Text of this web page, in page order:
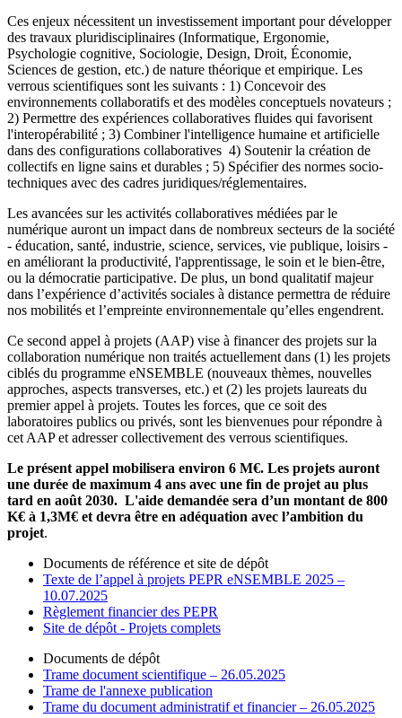
Ces enjeux nécessitent un investissement important pour développer
des travaux pluridisciplinaires (Informatique, Ergonomie,
Psychologie cognitive, Sociologie, Design, Droit, Économie,
Sciences de gestion, etc.) de nature théorique et empirique. Les
verrous scientifiques sont les suivants : 1) Concevoir des
environnements collaboratifs et des modèles conceptuels novateurs ;
2) Permettre des expériences collaboratives fluides qui favorisent
l'interopérabilité ; 3) Combiner l'intelligence humaine et artificielle
dans des configurations collaboratives 4) Soutenir la création de
collectifs en ligne sains et durables ; 5) Spécifier des normes socio-
techniques avec des cadres juridiques/réglementaires.
Les avancées sur les activités collaboratives médiées par le
numérique auront un impact dans de nombreux secteurs de la société
- éducation, santé, industrie, science, services, vie publique, loisirs -
en améliorant la productivité, l'apprentissage, le soin et le bien-être,
ou la démocratie participative. De plus, un bond qualitatif majeur
dans l’expérience d’activités sociales à distance permettra de réduire
nos mobilités et l’empreinte environnementale qu’elles engendrent.
Ce second appel à projets (AAP) vise à financer des projets sur la
collaboration numérique non traités actuellement dans (1) les projets
ciblés du programme eNSEMBLE (nouveaux thèmes, nouvelles
approches, aspects transverses, etc.) et (2) les projets laureats du
premier appel à projets. Toutes les forces, que ce soit des
laboratoires publics ou privés, sont les bienvenues pour répondre à
cet AAP et adresser collectivement des verrous scientifiques.
Le présent appel mobilisera environ 6 M€. Les projets auront
une durée de maximum 4 ans avec une fin de projet au plus
tard en août 2030. L'aide demandée sera d’un montant de 800
K€ à 1,3M€ et devra être en adéquation avec l’ambition du
projet.
Documents de référence et site de dépôt
Texte de l’appel à projets PEPR eNSEMBLE 2025 –
10.07.2025
Règlement financier des PEPR
Site de dépôt - Projets complets
Documents de dépôt
Trame document scientifique – 26.05.2025
Trame de l'annexe publication
Trame du document administratif et financier – 26.05.2025